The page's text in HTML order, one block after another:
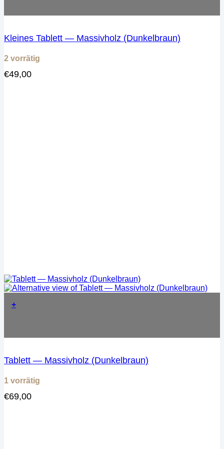
Kleines Tablett — Massivholz (Dunkelbraun)
2 vorrätig
€49,00
+
Tablett — Massivholz (Dunkelbraun)
1 vorrätig
€69,00